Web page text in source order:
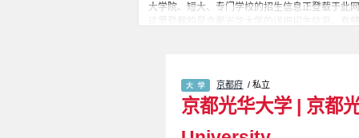
大学院、短大、专门学校的招生信息正登载于此
京都府 / 私立
京都光华大学 | 京都